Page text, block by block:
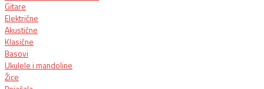
Gitare
Električne
Akustične
Klasične
Basovi
Ukulele i mandoline
Žice